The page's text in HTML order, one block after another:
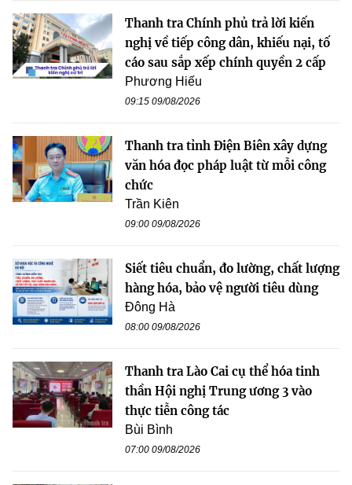
Thanh tra Chính phủ trả lời kiến
nghị về tiếp công dân, khiếu nại, tố
cáo sau sắp xếp chính quyền 2 cấp
Phương Hiếu
09:15 09/08/2026
Thanh tra tỉnh Điện Biên xây dựng
văn hóa đọc pháp luật từ mỗi công
chức
Trần Kiên
09:00 09/08/2026
Siết tiêu chuẩn, đo lường, chất lượng
hàng hóa, bảo vệ người tiêu dùng
Đông Hà
08:00 09/08/2026
Thanh tra Lào Cai cụ thể hóa tinh
thần Hội nghị Trung ương 3 vào
thực tiễn công tác
Bùi Bình
07:00 09/08/2026